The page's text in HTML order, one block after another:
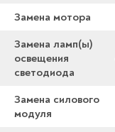
Замена мотора
Замена ламп(ы)
освещения
светодиода
Замена силового
модуля